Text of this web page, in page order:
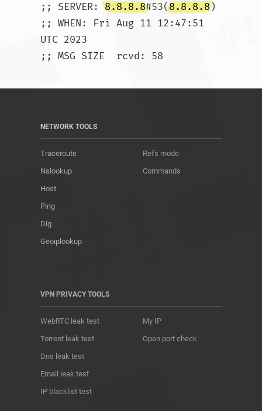
;; SERVER: 8.8.8.8#53(8.8.8.8)
;; WHEN: Fri Aug 11 12:47:51
UTC 2023
NETWORK TOOLS
Traceroute
Nslookup
Host
Ping
Dig
Geoiplookup
Refs mode
Commands
VPN PRIVACY TOOLS
WebRTC leak test
Torrent leak test
Dns leak test
Email leak test
IP blacklist test
My IP
Open port check